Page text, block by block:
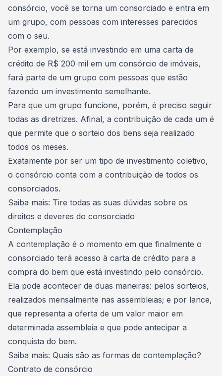
consórcio, você se torna um consorciado e entra em
um grupo, com pessoas com interesses parecidos
com o seu.
Por exemplo, se está investindo em uma carta de
crédito de R$ 200 mil em um consórcio de imóveis,
fará parte de um grupo com pessoas que estão
fazendo um investimento semelhante.
Para que um grupo funcione, porém, é preciso seguir
todas as diretrizes. Afinal, a contribuição de cada um é
que permite que o sorteio dos bens seja realizado
todos os meses.
Exatamente por ser um tipo de investimento coletivo,
o consórcio conta com a contribuição de todos os
consorciados.
Saiba mais: Tire todas as suas dúvidas sobre os
direitos e deveres do consorciado
Contemplação
A contemplação é o momento em que finalmente o
consorciado terá acesso à carta de crédito para a
compra do bem que está investindo pelo consórcio.
Ela pode acontecer de duas maneiras: pelos sorteios,
realizados mensalmente nas assembleias; e por lance,
que representa a oferta de um valor maior em
determinada assembleia e que pode antecipar a
conquista do bem.
Saiba mais: Quais são as formas de contemplação?
Contrato de consórcio